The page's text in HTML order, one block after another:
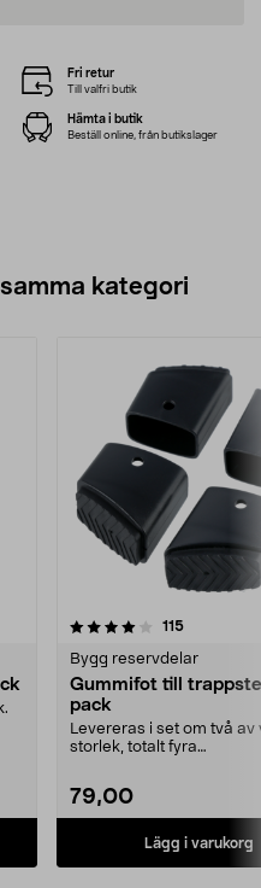
Fri retur
Till valfri butik
Hämta i butik
Beställ online, från butikslager
kategori
115
Bygg reservdelar
Gummifot till
pack
Levereras i set om två av
storlek, totalt fyra
79,00
Lägg i varukorg
4.0 av 5 stjärnor